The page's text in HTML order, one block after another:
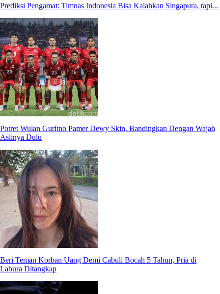
Prediksi Pengamat: Timnas Indonesia Bisa Kalahkan Singapura, tapi...
Potret Wulan Guritno Pamer Dewy Skin, Bandingkan Dengan Wajah
Aslinya Dulu
Beri Teman Korban Uang Demi Cabuli Bocah 5 Tahun, Pria di
Labura Ditangkap